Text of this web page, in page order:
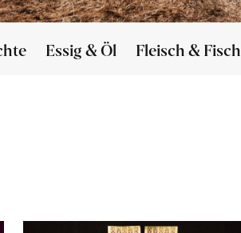
Essig & Öl Fleisch & Fisch